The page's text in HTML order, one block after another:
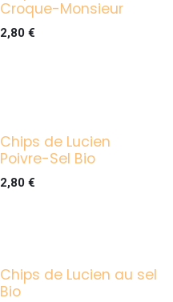
Croque-Monsieur
2,80€
Chips de Lucien
Poivre-Sel Bio
2,80€
Chips de Lucien au sel
Bio